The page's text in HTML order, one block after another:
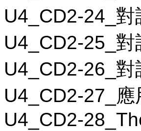
U4_CD2-24_
U4_CD2-25_
U4_CD2-26_
U4_CD2-27_
U4_CD2-